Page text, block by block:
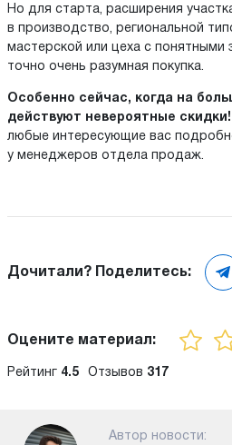
Но для старта, расширения
в производство, региональной
мастерской или цеха с
точно очень разумная покупка.
Особенно сейчас, когда на
действуют невероятные скидки!
любые интересующие вас
у менеджеров отдела продаж.
Дочитали? Поделитесь:
Оцените материал:
Рейтинг 4.5 Отзывов 317
Автор новости: